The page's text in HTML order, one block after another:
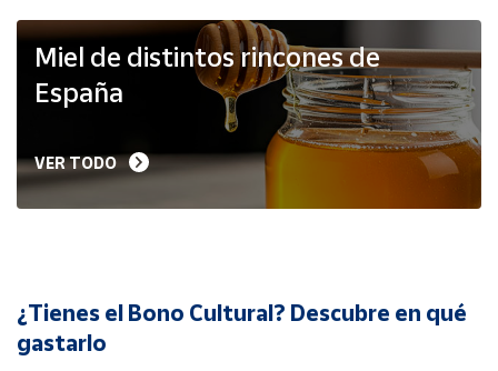
Vendedores
Mapa de
Hazte
vendedor
Cuenta
Miel de distintos rincones de
España
VER TODO
¿Tienes el Bono Cultural? Descubre en qué
gastarlo